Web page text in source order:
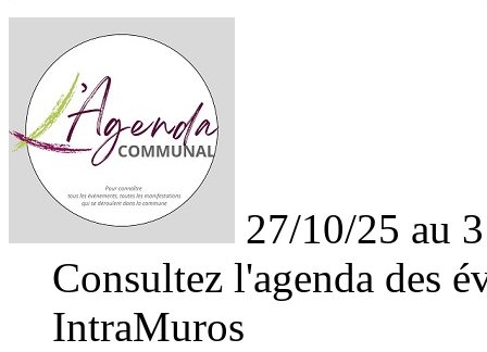
27/10/25 au
Consultez l'agenda des
IntraMuros